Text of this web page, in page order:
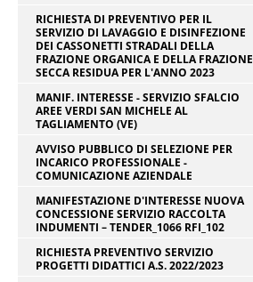
RICHIESTA DI PREVENTIVO PER IL
SERVIZIO DI LAVAGGIO E DISINFEZIONE
DEI CASSONETTI STRADALI DELLA
FRAZIONE ORGANICA E DELLA FRAZIONE
SECCA RESIDUA PER L'ANNO 2023
MANIF. INTERESSE - SERVIZIO SFALCIO
AREE VERDI SAN MICHELE AL
TAGLIAMENTO (VE)
AVVISO PUBBLICO DI SELEZIONE PER
INCARICO PROFESSIONALE -
COMUNICAZIONE AZIENDALE
MANIFESTAZIONE D'INTERESSE NUOVA
CONCESSIONE SERVIZIO RACCOLTA
INDUMENTI – TENDER_1066 RFI_102
RICHIESTA PREVENTIVO SERVIZIO
PROGETTI DIDATTICI A.S. 2022/2023